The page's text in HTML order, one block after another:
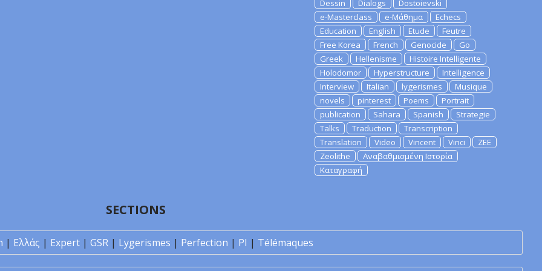
Dessin
Dialogs
Dostoievski
e-Masterclass
e-Μάθημα
Echecs
Education
English Etude
Feutre
Free Korea
French Genocide
Go
Greek
Hellenisme
Histoire Intelligente
Holodomor
Hyperstructure
Intelligence
Interview
Italian lygerismes
Musique
novels
pinterest Poems
Portrait
publication
Sahara Spanish
Strategie
Talks
Traduction
Transcription
Translation
Video Vincent Vinci
ZEE
Zeolithe
Αναβαθμισμένη Ιστορία
Καταγραφή
SECTIONS
| Ελλάς | Expert | GSR | Lygerismes | Perfection | PI | Télémaques